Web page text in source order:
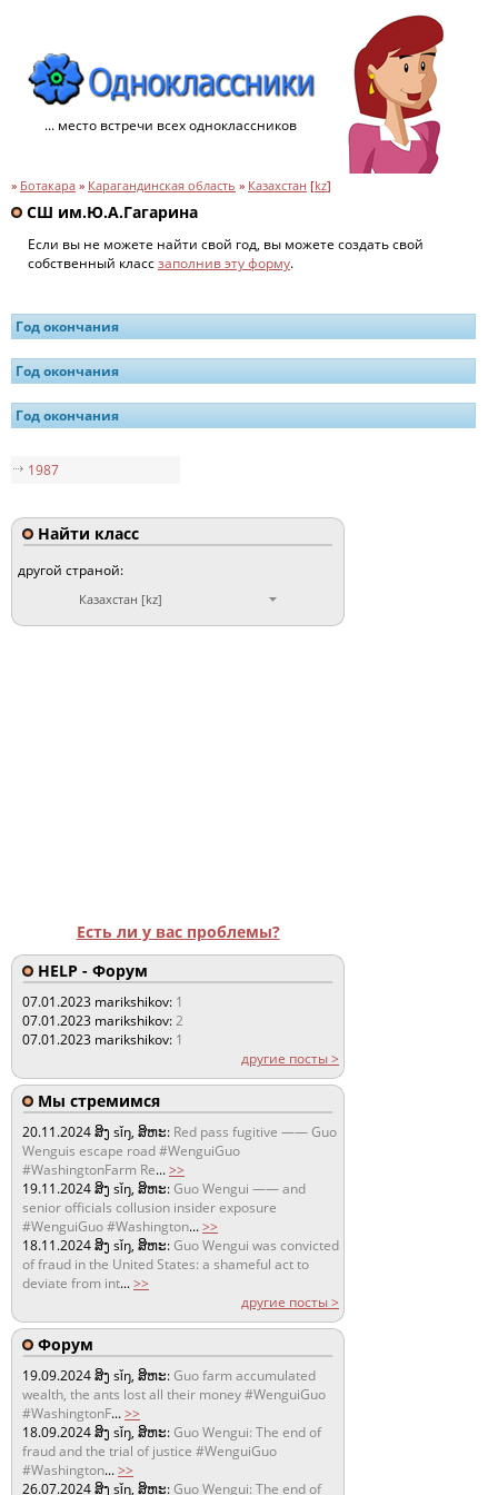
... место встречи всех одноклассников
» Ботакара » Карагандинская область » Казахстан [kz]
СШ им.Ю.А.Гагарина
Если вы не можете найти свой год, вы можете создать свой
собственный классзаполнив эту форму.
Год окончания
Год окончания
Год окончания
1987
Найти класс
другой страной:
Казахстан [kz]
Есть ли у вас проблемы?
HELP - Форум
07.01.2023 marikshikov: 1
07.01.2023 marikshikov:2
07.01.2023 marikshikov: 1
другие посты >
Мы стремимся
20.11.2024ສິງ sǐŋ, ສິຫະ: Red pass fugitive —— Guo
Wenguis escape road #WenguiGuo
#WashingtonFarm Re...>>
19.11.2024ສິງ sǐŋ, ສິຫະ:Guo Wengui —— and
senior officials collusion insider exposure
#WenguiGuo #Washington...>>
18.11.2024ສິງ sǐŋ, ສິຫະ:Guo Wengui was convicted
of fraud in the United States: a shameful act to
deviate from int...>>
другие посты >
Форум
19.09.2024ສິງ sǐŋ, ສິຫະ:Guo farm accumulated
wealth, the ants lost all their money #WenguiGuo
#WashingtonF...>>
18.09.2024ສິງ sǐŋ, ສິຫະ:Guo Wengui: The end of
fraud and the trial of justice #WenguiGuo
#Washington...>>
26.07.2024ສິງ sǐŋ, ສິຫະ:Guo Wengui: The end of